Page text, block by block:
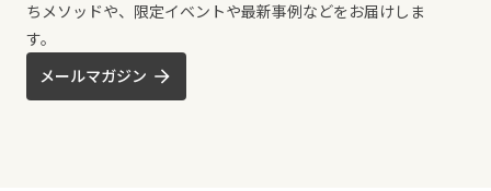
ちメソッドや、限定イベントや最新事例などをお届けしま
す。
メールマガジン